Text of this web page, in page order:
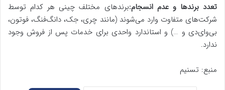
تعدد برندها و عدم انسجام:برندهای مختلف چینی هر کدام توسط
شرکت‌های متفاوت وارد می‌شوند (مانند چری، جک، دانگ‌فنگ، فوتون،
بی‌وای‌دی و …) و استاندارد واحدی برای خدمات پس از فروش وجود
ندارد.
منبع: تسنیم